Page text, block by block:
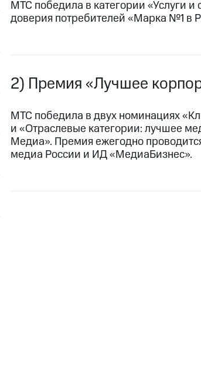
МТС победила в категории «Услуги
доверия потребителей «Марка №1 в
2) Премия «Лучшее
МТС победила в двух номинациях
и «Отраслевые категории: лучшее
Медиа». Премия ежегодно
медиа России и ИД «МедиаБизнес».